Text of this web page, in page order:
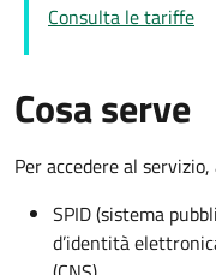
Consulta le tariffe
Cosa serve
Per accedere al
SPID (sistema
d’identità